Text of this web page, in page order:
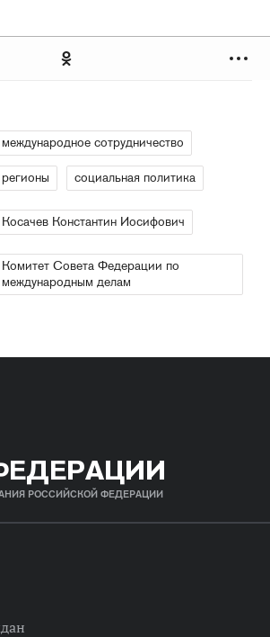
международное сотрудничество
регионы социальная политика
Косачев Константин Иосифович
Комитет Совета Федерации по
международным делам
РОССИЙСКОЙ ФЕДЕРАЦИИ